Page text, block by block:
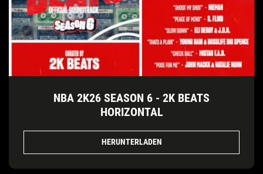
NBA 2K26 SEASON 6 - 2K BEATS
HORIZONTAL
HERUNTERLADEN